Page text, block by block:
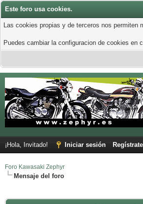
Este foro usa cookies.
Las cookies propias y de terceros nos
Puedes cambiar la configuracion de cookies en
¡Hola, Invitado! Iniciar sesión Regístrate
Foro Kawasaki Zephyr
Mensaje del foro